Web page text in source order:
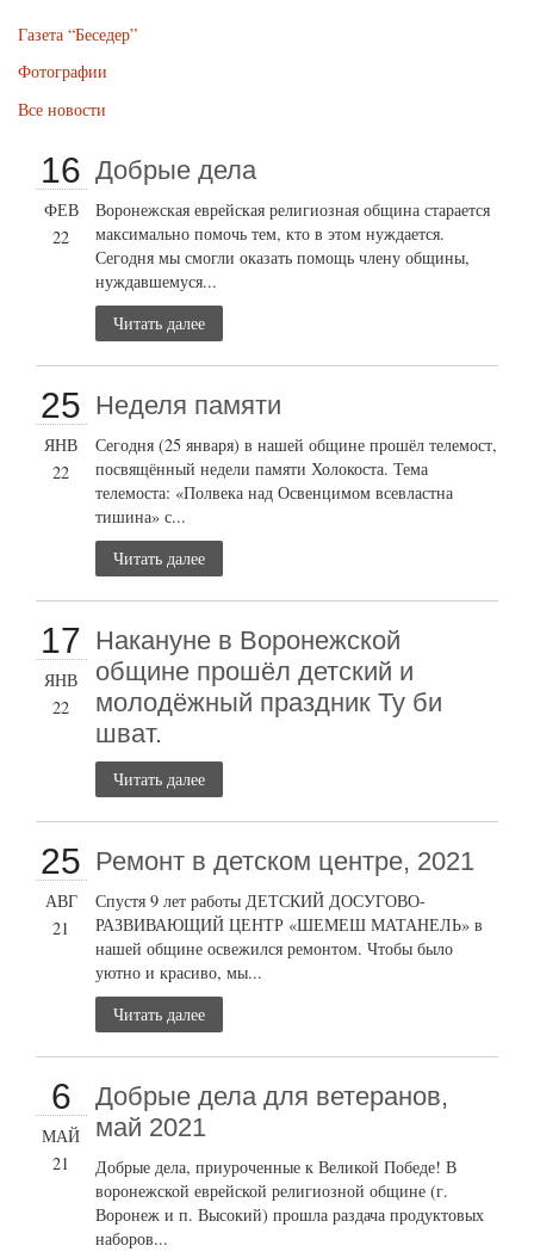
Газета “Беседер”
Фотографии
Все новости
16
ФЕВ
22
Добрые дела
Воронежская еврейская религиозная община старается
максимально помочь тем, кто в этом нуждается.
Сегодня мы смогли оказать помощь члену общины,
нуждавшемуся...
Читать далее
25
ЯНВ
22
Неделя памяти
Сегодня (25 января) в нашей общине прошёл телемост,
посвящённый недели памяти Холокоста. Тема
телемоста: «Полвека над Освенцимом всевластна
тишина» с...
Читать далее
17
ЯНВ
22
Накануне в Воронежской
общине прошёл детский и
молодёжный праздник Ту би
шват.
Читать далее
25
АВГ
21
Ремонт в детском центре, 2021
Спустя 9 лет работы ДЕТСКИЙ ДОСУГОВО-
РАЗВИВАЮЩИЙ ЦЕНТР «ШЕМЕШ МАТАНЕЛЬ» в
нашей общине освежился ремонтом. Чтобы было
уютно и красиво, мы...
Читать далее
6
МАЙ
21
Добрые дела для ветеранов,
май 2021
Добрые дела, приуроченные к Великой Победе! В
воронежской еврейской религиозной общине (г.
Воронеж и п. Высокий) прошла раздача продуктовых
наборов...